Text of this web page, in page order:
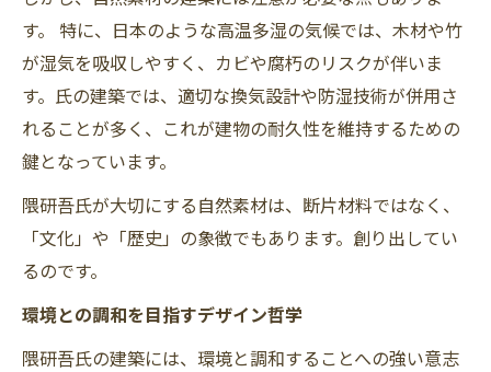
す。 特に、日本のような高温多湿の気候では、木材や竹
が湿気を吸収しやすく、カビや腐朽のリスクが伴いま
す。氏の建築では、適切な換気設計や防湿技術が併用さ
れることが多く、これが建物の耐久性を維持するための
鍵となっています。
隈研吾氏が大切にする自然素材は、断片材料ではなく、
「文化」や「歴史」の象徴でもあります。創り出してい
るのです。
環境との調和を目指すデザイン哲学
隈研吾氏の建築には、環境と調和することへの強い意志